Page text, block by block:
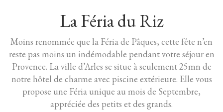
La Féria du Riz
Moins renommée que la Féria de Pâques, cette fête n’en
reste pas moins un indémodable pendant votre séjour en
Provence. La ville d’Arles se situe à seulement 25mn de
notre hôtel de charme avec piscine extérieure. Elle vous
propose une Féria unique au mois de Septembre,
appréciée des petits et des grands.